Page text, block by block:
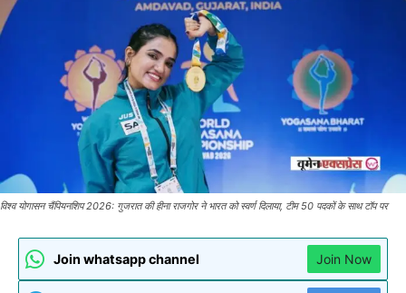
विश्व योगासन चैंपियनशिप 2026: गुजरात की हीना राजगोर ने भारत को स्वर्ण दिलाया, टीम 50 पदकों के साथ टॉप पर
Join whatsapp channel Join Now